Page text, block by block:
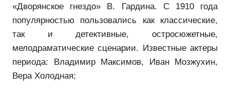
«Дворянское гнездо» В. Гардина. С 1910 года
популярностью пользовались как классические,
так и детективные, остросюжетные,
мелодраматические сценарии. Известные актеры
периода: Владимир Максимов, Иван Мозжухин,
Вера Холодная;